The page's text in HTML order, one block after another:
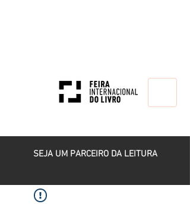
SEJA UM PARCEIRO DA LEITURA